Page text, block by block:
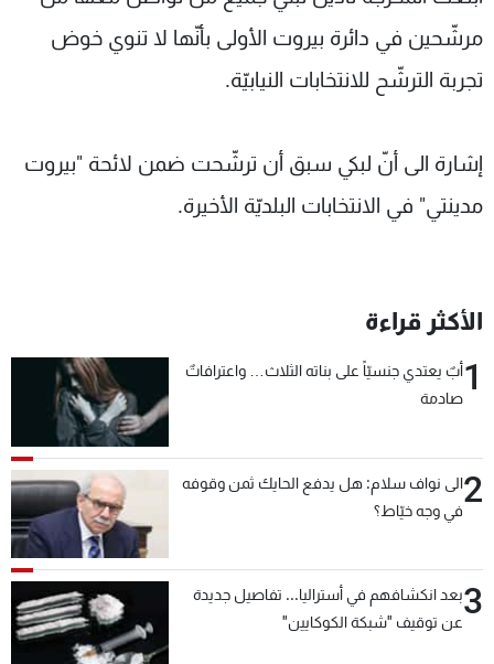
مرشّحين في دائرة بيروت الأولى بأنّها لا تنوي خوض
تجربة الترشّح للانتخابات النيابيّة.
إشارة الى أنّ لبكي سبق أن ترشّحت ضمن لائحة "بيروت
مدينتي" في الانتخابات البلديّة الأخيرة.
الأكثر قراءة
1أبٌ يعتدي جنسيّاً على بناته الثلاث… واعترافاتٌ
صادمة
2الى نواف سلام: هل يدفع الحايك ثمن وقوفه
في وجه خيّاط؟
3بعد انكشافهم في أستراليا... تفاصيل جديدة
عن توقيف "شبكة الكوكايين"
شاهد البرامج
الترددات
لاعلاناتكم
تواصل معنا
شروط الإسـتخدام
سياسة الخصوصية